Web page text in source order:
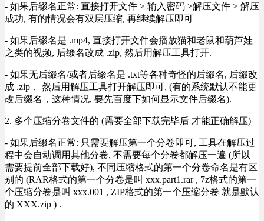
- 如果后缀名正常: 直接打开文件 > 输入密码 >解压文件 > 解压
成功, 有的情况会有双层压缩, 再继续解压即可
- 如果后缀名是 .mp4, 直接打开文件会播放猫和老鼠和葫芦娃
之类的视频, 后缀名改成 .zip, 然后用解压工具打开.
- 如果无后缀名/或者后缀名是 .txt等各种奇怪的后缀名, 后缀改
成 .zip， 然后用解压工具打开解压即可, (有的系统默认不能更
改后缀名，这种情况, 要先百度下如何显示文件后缀名).
2. 多个压缩分卷文件的 (需要全部下载完毕后 才能正确解压)
- 如果后缀名正常: 只需要解压第一个分卷即可, 工具在解压过
程中会自动调用其他分卷, 不需要每个分卷都解压一遍 (所以
需要提前全部下载好), 不同压缩格式的第一个分卷命名是有区
别的 (RAR格式的第一个分卷是叫 xxx.part1.rar , 7z格式的第一
个压缩分卷是叫 xxx.001 , ZIP格式的第一个压缩分卷 就是默认
的 XXX.zip ) .